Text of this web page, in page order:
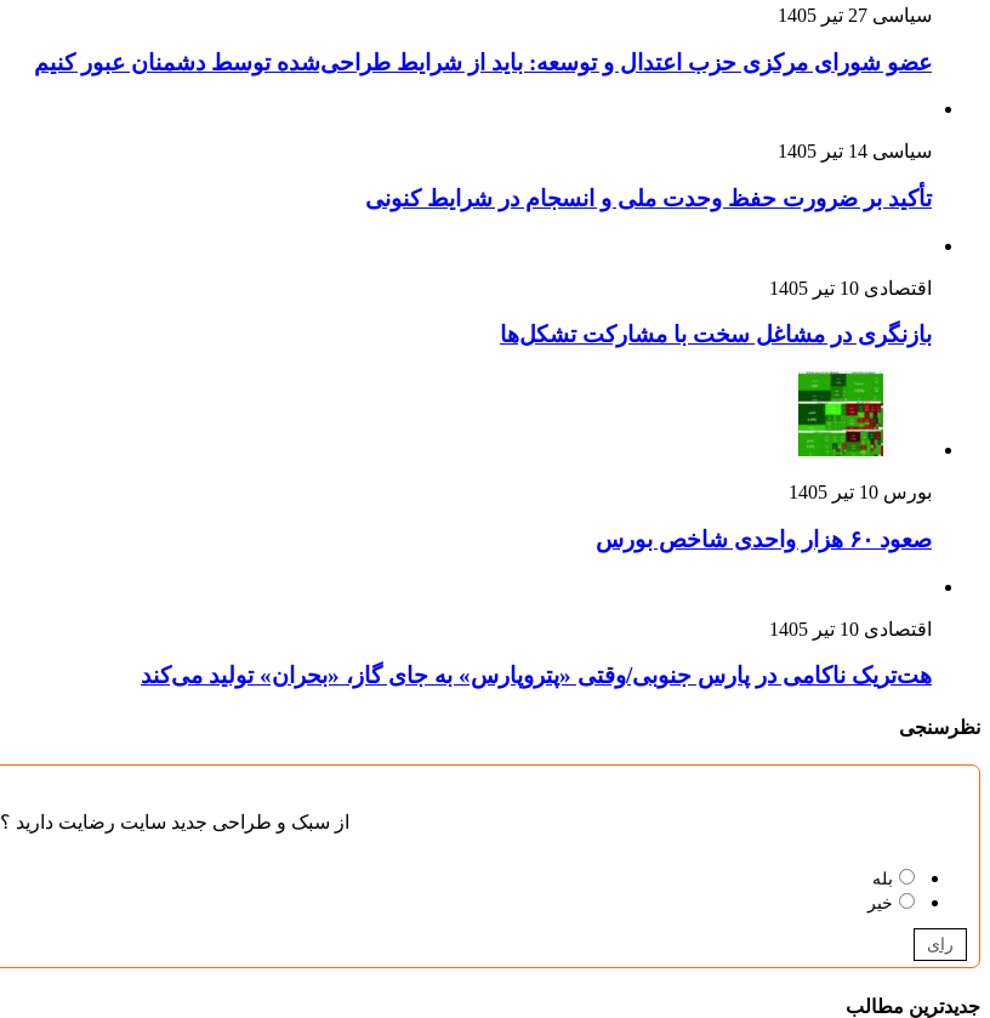
سیاسی 27 تیر 1405
عضو شورای مرکزی حزب اعتدال و توسعه: باید از شرایط طراحی‌شده توسط دشمنان عبور کنیم
سیاسی 14 تیر 1405
تأکید بر ضرورت حفظ وحدت ملی و انسجام در شرایط کنونی
اقتصادی 10 تیر 1405
بازنگری در مشاغل سخت با مشارکت تشکل‌ها
بورس 10 تیر 1405
صعود ۶۰ هزار واحدی شاخص بورس
اقتصادی 10 تیر 1405
هت‌تریک ناکامی در پارس جنوبی/وقتی «پتروپارس» به جای گاز، «بحران» تولید می‌کند
نظرسنجی
از سبک و طراحی جدید سایت رضایت دارید ؟
بله
خیر
رای
جدیدترین مطالب